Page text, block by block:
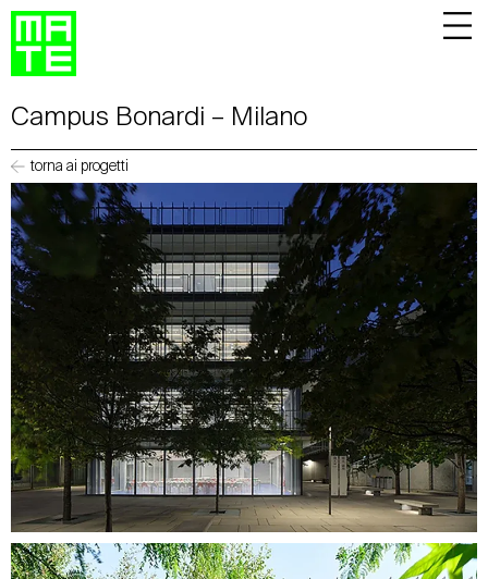
Campus Bonardi – Milano
torna ai progetti